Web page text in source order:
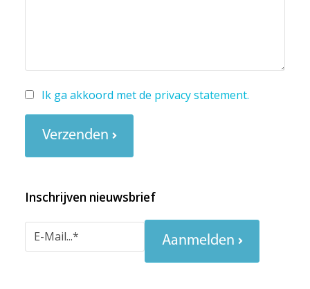
Ik ga akkoord met de privacy statement.
Verzenden
Inschrijven nieuwsbrief
Aanmelden